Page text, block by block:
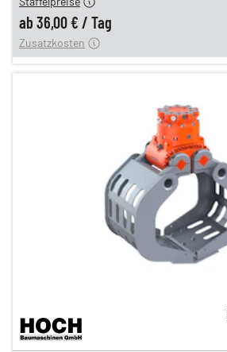
ab 36,00 € / Tag
12,00 €
Zusatzkosten